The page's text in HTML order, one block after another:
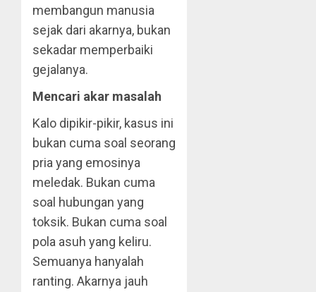
membangun manusia
sejak dari akarnya, bukan
sekadar memperbaiki
gejalanya.
Mencari akar masalah
Kalo dipikir-pikir, kasus ini
bukan cuma soal seorang
pria yang emosinya
meledak. Bukan cuma
soal hubungan yang
toksik. Bukan cuma soal
pola asuh yang keliru.
Semuanya hanyalah
ranting. Akarnya jauh